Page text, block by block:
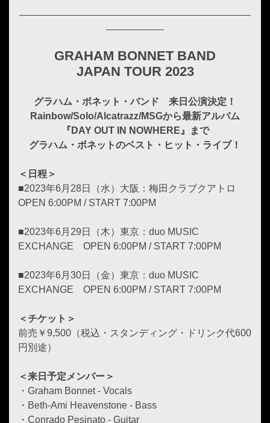
GRAHAM BONNET BAND
JAPAN TOUR 2023
グラハム・ボネット・バンド 来日公演決定！
Rainbow/Solo/Alcatrazz/MSGから最新アルバム
『DAY OUT IN NOWHERE』まで
グラハム・ボネットのベスト・ヒット・ライブ！
＜日程＞
■2023年6月28日（水）大阪：梅田クラブクアトロ
OPEN 6:00PM / START 7:00PM
■2023年6月29日（木）東京：duo MUSIC
EXCHANGE OPEN 6:00PM / START 7:00PM
■2023年6月30日（金）東京：duo MUSIC
EXCHANGE OPEN 6:00PM / START 7:00PM
＜チケット＞
前売￥9,500（税込・スタンディング・ドリンク代600
円別途）
＜来日予定メンバー＞
・Graham Bonnet - Vocals
・Beth-Ami Heavenstone - Bass
・Conrado Pesinato - Guitar